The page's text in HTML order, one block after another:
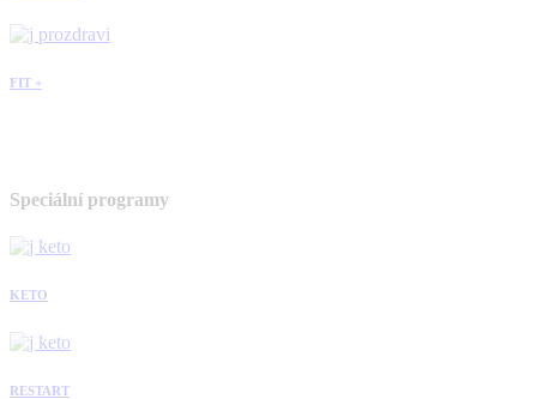
FIT +
Speciální programy
KETO
RESTART